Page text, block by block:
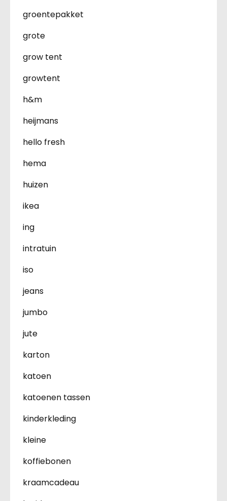
groentepakket
grote
grow tent
growtent
h&m
heijmans
hello fresh
hema
huizen
ikea
ing
intratuin
iso
jeans
jumbo
jute
karton
katoen
katoenen tassen
kinderkleding
kleine
koffiebonen
kraamcadeau